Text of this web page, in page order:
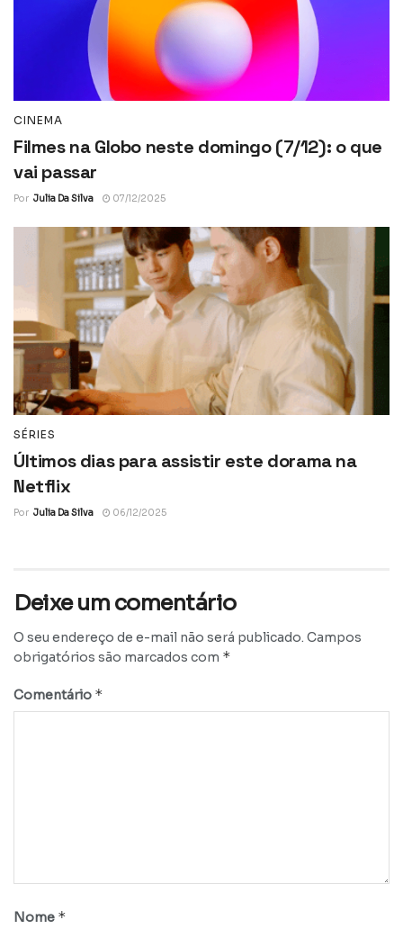
CINEMA
Filmes na Globo neste domingo (7/12): o que
vai passar
Por Julia Da Silva 07/12/2025
SÉRIES
Últimos dias para assistir este dorama na
Netflix
Por Julia Da Silva 06/12/2025
Deixe um comentário
O seu endereço de e-mail não será publicado. Campos
obrigatórios são marcados com *
Comentário *
Nome *